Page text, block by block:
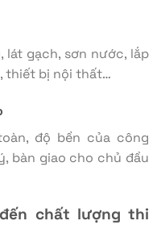
gạch, sơn nước, lắp
thiết bị nội thất…
độ bền của công
bàn giao cho chủ đầu
chất lượng thi